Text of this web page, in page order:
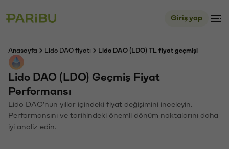
Giriş yap
Anasayfa Lido DAO fiyatı Lido DAO (LDO) TL fiyat geçmişi
Lido DAO (LDO) Geçmiş Fiyat
Performansı
Lido DAO'nun yıllar içindeki fiyat değişimini inceleyin.
Performansını ve tarihindeki önemli dönüm noktalarını daha
iyi analiz edin.